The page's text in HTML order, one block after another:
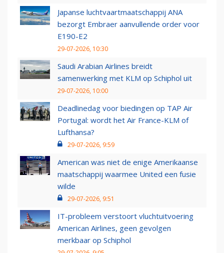
Japanse luchtvaartmaatschappij ANA
bezorgt Embraer aanvullende order voor
E190-E2
29-07-2026, 10:30
Saudi Arabian Airlines breidt
samenwerking met KLM op Schiphol uit
29-07-2026, 10:00
Deadlinedag voor biedingen op TAP Air
Portugal: wordt het Air France-KLM of
Lufthansa?
29-07-2026, 9:59
American was niet de enige Amerikaanse
maatschappij waarmee United een fusie
wilde
29-07-2026, 9:51
IT-probleem verstoort vluchtuitvoering
American Airlines, geen gevolgen
merkbaar op Schiphol